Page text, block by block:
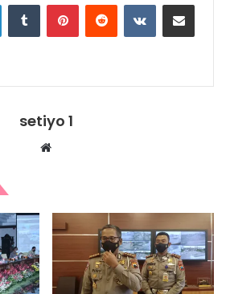
LinkedInTumblr PinterestReddit VKontakteShare via Email
setiyo 1
Website